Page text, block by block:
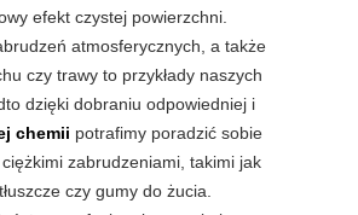
efekt czystej powierzchni.
atmosferycznych, a także
czy trawy to przykłady naszych
dzięki dobraniu odpowiedniej i
chemii potrafimy poradzić sobie
zabrudzeniami, takimi jak
czy gumy do żucia.